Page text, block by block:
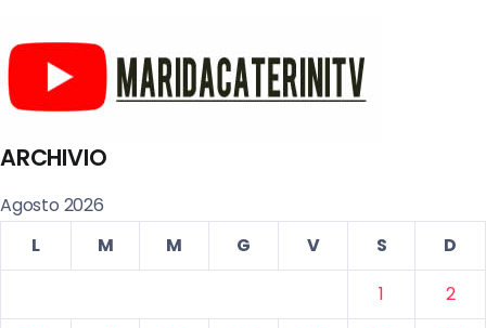
ARCHIVIO
Agosto 2026
L
M M G V S
D
1
2